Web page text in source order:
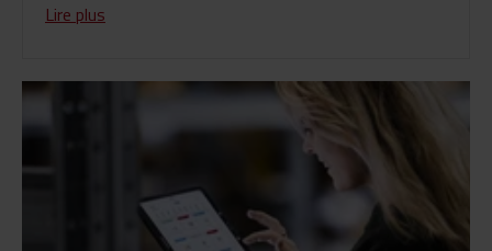
Lire plus